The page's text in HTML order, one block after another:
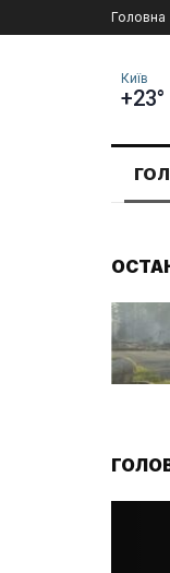
Головна
Київ
+23°